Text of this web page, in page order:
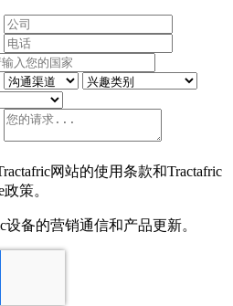
网站的使用条款和Tractafric
策。
备的营销通信和产品更新。